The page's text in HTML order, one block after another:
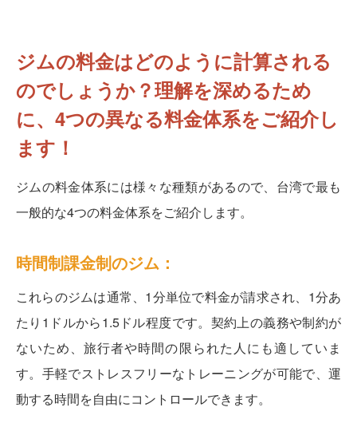
ジムの料金はどのように計算される
のでしょうか？理解を深めるため
に、4つの異なる料金体系をご紹介し
ます！
ジムの料金体系には様々な種類があるので、台湾で最も
一般的な4つの料金体系をご紹介します。
時間制課金制のジム：
これらのジムは通常、1分単位で料金が請求され、1分あ
たり1ドルから1.5ドル程度です。契約上の義務や制約が
ないため、旅行者や時間の限られた人にも適していま
す。手軽でストレスフリーなトレーニングが可能で、運
動する時間を自由にコントロールできます。